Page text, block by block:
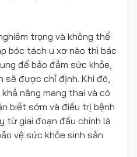
trọng và không thể
bóc tách u xơ nào thì bác
để bảo đảm sức khỏe,
sẽ được chỉ định. Khi đó,
năng mang thai và có
biết sớm và điều trị bệnh
từ giai đoạn đầu chính là
vệ sức khỏe sinh sản